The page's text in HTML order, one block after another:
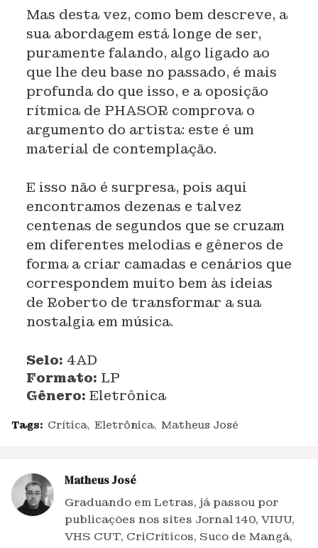
Mas desta vez, como bem descreve, a
sua abordagem está longe de ser,
puramente falando, algo ligado ao
que lhe deu base no passado, é mais
profunda do que isso, e a oposição
rítmica de PHASOR comprova o
argumento do artista: este é um
material de contemplação.
E isso não é surpresa, pois aqui
encontramos dezenas e talvez
centenas de segundos que se cruzam
em diferentes melodias e gêneros de
forma a criar camadas e cenários que
correspondem muito bem às ideias
de Roberto de transformar a sua
nostalgia em música.
Selo: 4AD
Formato: LP
Gênero: Eletrônica
Tags: Crítica Eletrônica Matheus José
Matheus José
Graduando em Letras, já passou por
publicações nos sites Jornal 140, VIUU,
VHS CUT, CriCríticos, Suco de Mangá,